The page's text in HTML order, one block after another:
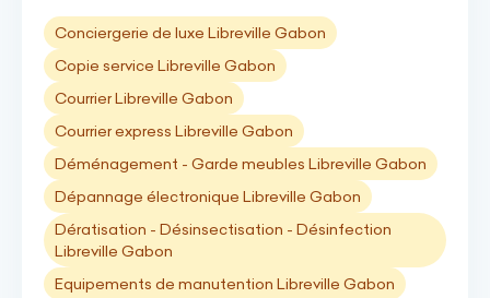
Conciergerie de luxe Libreville Gabon
Copie service Libreville Gabon
Courrier Libreville Gabon
Courrier express Libreville Gabon
Déménagement - Garde meubles Libreville Gabon
Dépannage électronique Libreville Gabon
Dératisation - Désinsectisation - Désinfection
Libreville Gabon
Equipements de manutention Libreville Gabon